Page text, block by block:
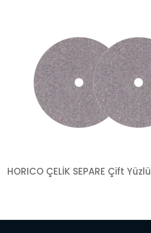
HORICO ÇELİK SEPARE Çift Yüzlü